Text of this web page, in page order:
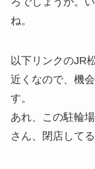
ね。
以下リンクのJR
近くなので、機
す。
あれ、この駐輪
さん、閉店して